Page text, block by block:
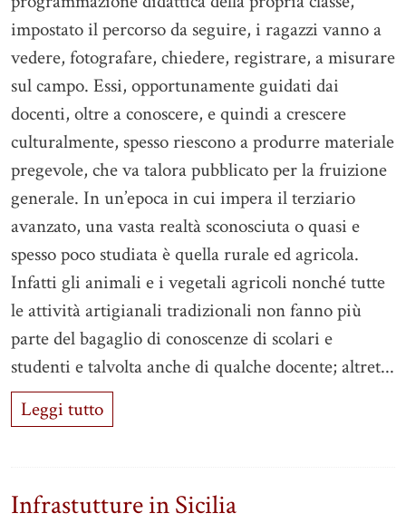
impostato il percorso da seguire, i ragazzi vanno a
vedere, fotografare, chiedere, registrare, a misurare
sul campo. Essi, opportunamente guidati dai
docenti, oltre a conoscere, e quindi a crescere
culturalmente, spesso riescono a produrre materiale
pregevole, che va talora pubblicato per la fruizione
generale. In un’epoca in cui impera il terziario
avanzato, una vasta realtà sconosciuta o quasi e
spesso poco studiata è quella rurale ed agricola.
Infatti gli animali e i vegetali agricoli nonché tutte
le attività artigianali tradizionali non fanno più
parte del bagaglio di conoscenze di scolari e
studenti e talvolta anche di qualche docente; altret...
Leggi tutto
Infrastutture in Sicilia